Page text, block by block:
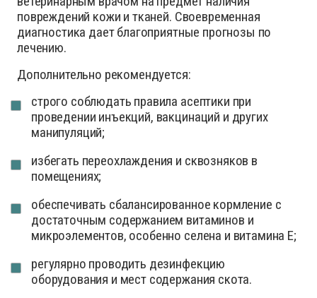
повреждений кожи и тканей. Своевременная
диагностика дает благоприятные прогнозы по
лечению.
Дополнительно рекомендуется:
строго соблюдать правила асептики при
проведении инъекций, вакцинаций и других
манипуляций;
избегать переохлаждения и сквозняков в
помещениях;
обеспечивать сбалансированное кормление с
достаточным содержанием витаминов и
микроэлементов, особенно селена и витамина Е;
регулярно проводить дезинфекцию
оборудования и мест содержания скота.